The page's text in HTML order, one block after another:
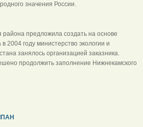
значения России.
района предложила создать на основе
2004 году министерство экологии и
занялось организацией заказника.
продолжить заполнение Нижнекамского